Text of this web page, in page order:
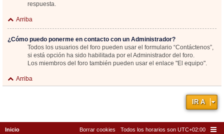
respuesta.
Arriba
¿Cómo puedo ponerme en contacto con un Administrador?
Todos los usuarios del foro pueden usar el formulario “Contáctenos”,
si está opción ha sido habilitada por el Administrador del foro.
Los miembros del foro también pueden usar el enlace "El equipo".
Arriba
IR A
Inicio Todos los horarios son UTC+02:00
Borrar cookies